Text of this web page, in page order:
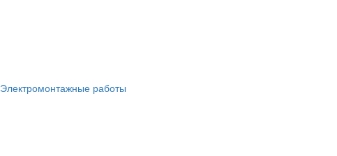
Электромонтажные работы